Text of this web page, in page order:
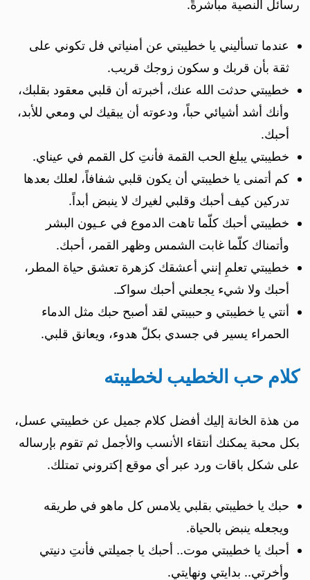
رسائل النصية مباشرةً.
عندما تسأليني يا خطيبتي عن أمنياتي فل تكوني على
ثقة بأن قربك و سكون زوجك قريب.
خطيبتي حدثت الله عنك، أخبرته أن قلبي معقود بقلبك،
وأنك أشد أشيائي حباً، ودعوته أن يبقيك لي ومعي للأبد،
أحبك.
خطيبتي يبلغ الحب القمة فأنتِ كل القمم في عيناي.
كم أتمنى يا خطيبتي أن يكون قلبي شفافاً، لعلك بعدها
تدركين كيف أحبك وقلبي لغيرك لا ينبض أبداً.
خطيبتي أحبك كلّما تاهت الدموع في عـيون البشر
وأتمناك كلّما غابت الشمس وظهر القمر، أحبك.
خطيبتي تعلمِ إنني أعشقك كزهرة تعشق حياة المطر،
أحبك ولا شيء يجعلني أحبك سواكـ.
أنتي يا خطيبتي و حبيبتي لقد أصبح حبك مثل الدماء
الحمراء يسير في جسدي بكلّ هدوء، ويعانق قلبي.
كلام حب الخطيب لخطيبته
من هذة الخانة إليك أفضل كلام جميل عن خطيبتي عسل،
بكل محبة يمكنك أنتقاء الأنسب والأجمل ثم تقوم بإرساله
على شكل باقات ورد عبر أي موقع إكتروني تمتلك.
حبك يا خطيبتي بقلبي يلامس كل ماهو في طريقه
ويجعله ينبض بالحياة.
أحبك يا خطيبتي موت.. أحبك يا جميلتي فأنتِ دنيتي
وأخرتي.. بدايتي ونهايتي.